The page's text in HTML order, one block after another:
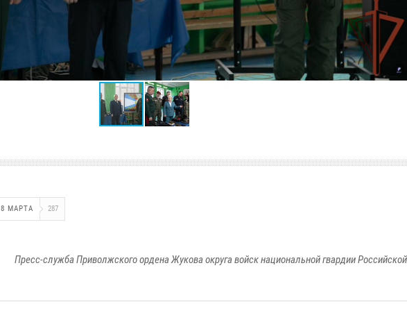
8 МАРТА 287
Пресс-служба Приволжского ордена Жукова округа войск национальной гвардии